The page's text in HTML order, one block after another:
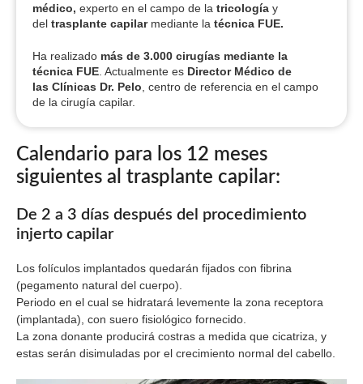
médico, experto en el campo de la tricología y
del trasplante capilar mediante la técnica FUE.
Ha realizado más de 3.000 cirugías mediante la
técnica FUE . Actualmente es Director Médico de
las Clínicas Dr. Pelo , centro de referencia en el campo
de la cirugía capilar.
Calendario para los 12 meses
siguientes al trasplante capilar:
De 2 a 3 días después del procedimiento
injerto capilar
Los folículos implantados quedarán fijados con fibrina
(pegamento natural del cuerpo).
Periodo en el cual se hidratará levemente la zona receptora
(implantada), con suero fisiológico fornecido.
La zona donante producirá costras a medida que cicatriza, y
estas serán disimuladas por el crecimiento normal del cabello.